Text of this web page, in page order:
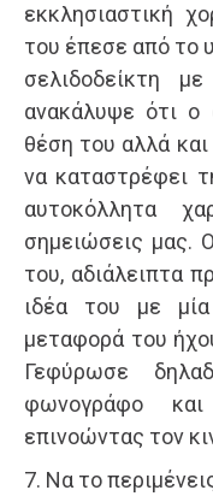
εκκλησιαστική
του έπεσε από το
σελιδοδείκτη
ανακάλυψε ότι ο
θέση του αλλά
να καταστρέφει
αυτοκόλλητα
σημειώσεις μας.
του, αδιάλειπτα
ιδέα του με
μεταφορά του
Γεφύρωσε
φωνογράφο και
επινοώντας τον
7. Να το